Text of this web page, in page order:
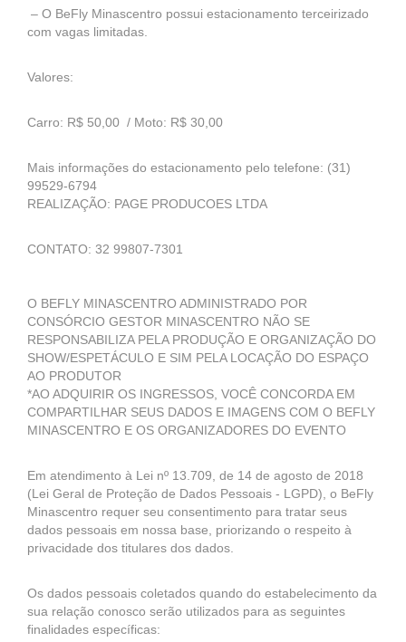
– O BeFly Minascentro possui estacionamento terceirizado
com vagas limitadas.
Valores:
Carro: R$ 50,00 / Moto: R$ 30,00
Mais informações do estacionamento pelo telefone: (31)
99529-6794
REALIZAÇÃO: PAGE PRODUCOES LTDA
CONTATO: 32 99807-7301
O BEFLY MINASCENTRO ADMINISTRADO POR
CONSÓRCIO GESTOR MINASCENTRO NÃO SE
RESPONSABILIZA PELA PRODUÇÃO E ORGANIZAÇÃO DO
SHOW/ESPETÁCULO E SIM PELA LOCAÇÃO DO ESPAÇO
AO PRODUTOR
*AO ADQUIRIR OS INGRESSOS, VOCÊ CONCORDA EM
COMPARTILHAR SEUS DADOS E IMAGENS COM O BEFLY
MINASCENTRO E OS ORGANIZADORES DO EVENTO
Em atendimento à Lei nº 13.709, de 14 de agosto de 2018
(Lei Geral de Proteção de Dados Pessoais - LGPD), o BeFly
Minascentro requer seu consentimento para tratar seus
dados pessoais em nossa base, priorizando o respeito à
privacidade dos titulares dos dados.
Os dados pessoais coletados quando do estabelecimento da
sua relação conosco serão utilizados para as seguintes
finalidades específicas: